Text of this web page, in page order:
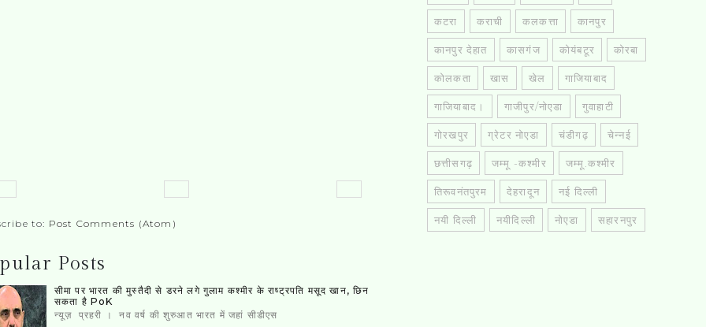
to: Post Comments (Atom)
Posts
सीमा पर भारत की मुस्‍तैदी से डरने लगे गुलाम कश्‍मीर के राष्‍ट्रपति मसूद खान, छिन
सकता है PoK
न्यूज़ प्रहरी । नव वर्ष की शुरुआत भारत में जहां सीडीएस
कटरा कराची कलकत्ता कानपुर
कानपुर देहात कासगंज कोयंबटूर कोरबा
कोलकता खास खेल गाजियाबाद
गाजियाबाद। गाजीपुर/नोएडा गुवाहाटी
गोरखपुर ग्रेटर नोएडा चंडीगढ़ चेन्नई
छत्तीसगढ़ जम्मू -कश्मीर जम्मू.कश्मीर
तिरूवनंतपुरम देहरादून नई दिल्ली
नयी दिल्ली नयीदिल्ली नोएडा सहारनपुर